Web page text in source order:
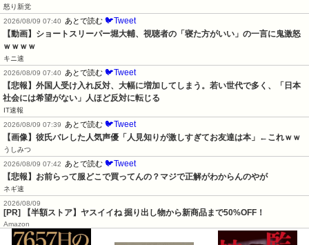
怒り新党
2026/08/09 07:40
あとで読む 🐦Tweet
【動画】ショートスリーパー堀大輔、視聴者の「寝た方がいい」の一言に鬼激怒
ｗｗｗｗ
キニ速
2026/08/09 07:40
あとで読む 🐦Tweet
【悲報】外国人受け入れ反対、大幅に増加してしまう。若い世代で多く、「日本
社会には希望がない」人ほど反対に転じる
IT速報
2026/08/09 07:39
あとで読む 🐦Tweet
【画像】彼氏バレした人気声優「人見知りが激しすぎてお友達は本」←これｗｗ
うしみつ
2026/08/09 07:42
あとで読む 🐦Tweet
【悲報】お前らって服どこで買ってんの？マジで正解がわからんのやが
ネギ速
2026/08/09
[PR] 【半額ストア】ヤスイイね 掘り出し物から新商品まで50%OFF！
Amazon